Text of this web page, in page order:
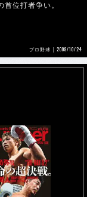
首位打者争い。
プロ野球 2008/10/24